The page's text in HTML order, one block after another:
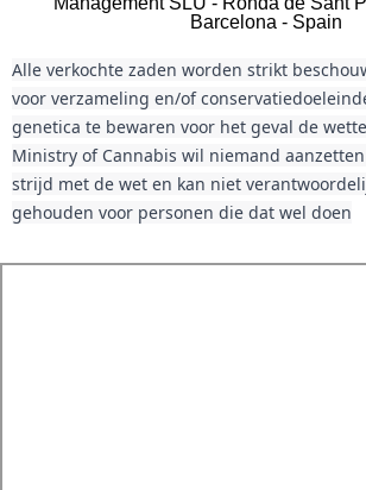
Barcelona - Spain
Alle verkochte zaden worden strikt
voor verzameling en/of
genetica te bewaren voor het geval de
Ministry of Cannabis wil niemand
strijd met de wet en kan niet
gehouden voor personen die dat wel doen